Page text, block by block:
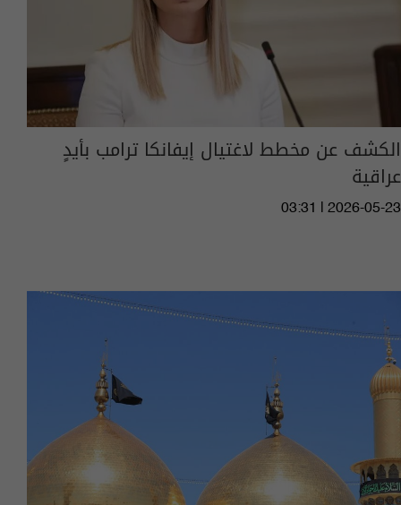
الكشف عن مخطط لاغتيال إيفانكا ترامب بأيدٍ
عراقية
03:31 | 2026-05-23